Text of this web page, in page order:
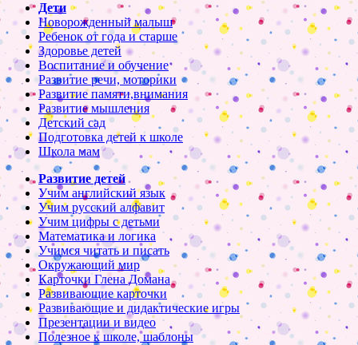
Дети
Новорожденный малыш
Ребенок от года и старше
Здоровье детей
Воспитание и обучение
Развитие речи, моторики
Развитие памяти,внимания
Развитие мышления
Детский сад
Подготовка детей к школе
Школа мам
Развитие детей
Учим английский язык
Учим русский алфавит
Учим цифры с детьми
Математика и логика
Учимся читать и писать
Окружающий мир
Карточки Глена Домана
Развивающие карточки
Развивающие и дидактические игры
Презентации и видео
Полезное к школе, шаблоны